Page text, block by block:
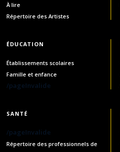
À lire
Répertoire des Artistes
ÉDUCATION
Établissements scolaires
Famille et enfance
/pageInvalide
SANTÉ
/pageInvalide
Répertoire des professionnels de